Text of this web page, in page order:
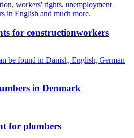
workers' rights, unemployment
in English and much more.
for constructionworkers
be found in Danish, English, German
in Denmark
for plumbers